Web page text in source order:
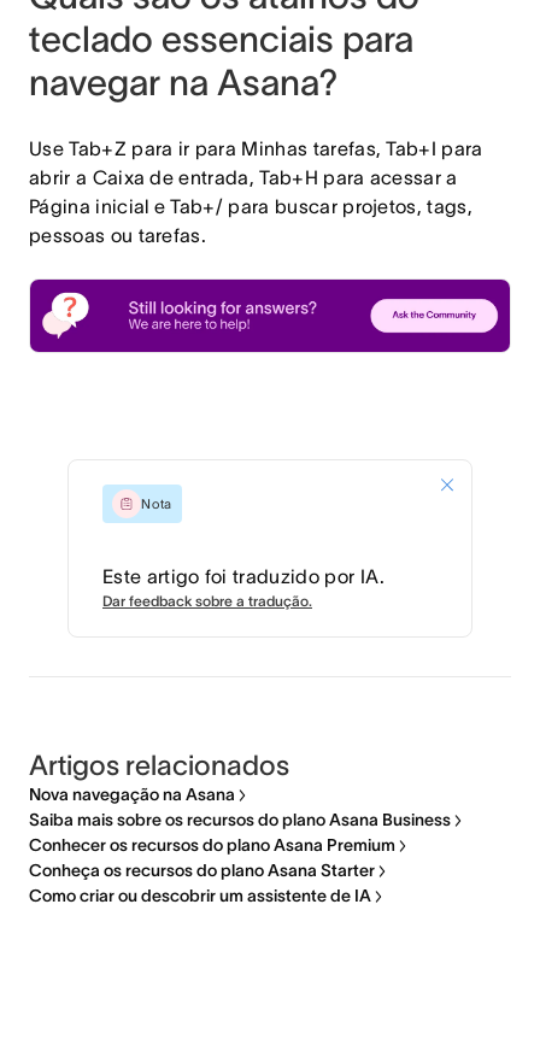
teclado essenciais para
navegar na Asana?
Use Tab+Z para ir para Minhas tarefas, Tab+I para
abrir a Caixa de entrada, Tab+H para acessar a
Página inicial e Tab+/ para buscar projetos, tags,
pessoas ou tarefas.
Nota
Este artigo foi traduzido por IA.
Dar feedback sobre a tradução.
Artigos relacionados
Nova navegação na Asana
Saiba mais sobre os recursos do plano Asana Business
Conhecer os recursos do plano Asana Premium
Conheça os recursos do plano Asana Starter
Como criar ou descobrir um assistente de IA